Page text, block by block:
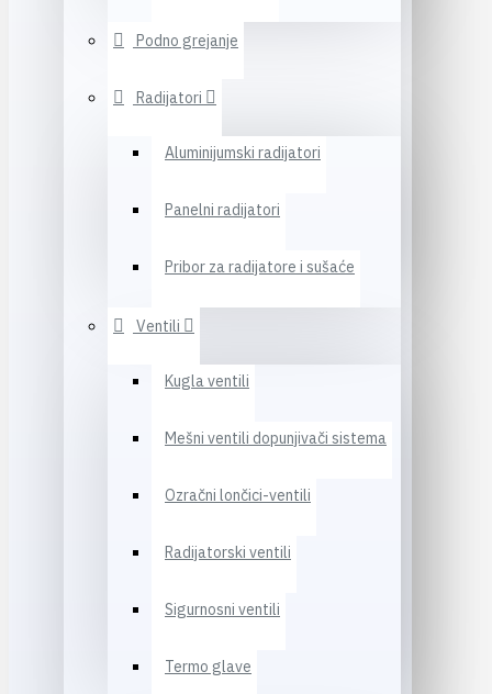
Podno grejanje
Radijatori
Aluminijumski radijatori
Panelni radijatori
Pribor za radijatore i sušaće
Ventili
Kugla ventili
Mešni ventili dopunjivači sistema
Ozračni lončici-ventili
Radijatorski ventili
Sigurnosni ventili
Termo glave